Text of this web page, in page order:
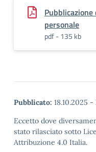
personale
pdf - 135 kb
Pubblicato: 18.10.2025 -
Eccetto dove
stato rilasciato sotto
Attribuzione 4.0 Italia.